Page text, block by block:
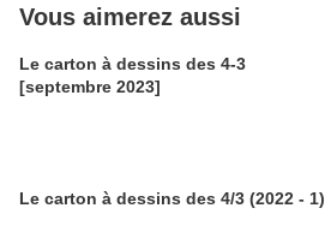
Vous aimerez aussi
Le carton à dessins des 4-3
[septembre 2023]
Le carton à dessins des 4/3 (2022 - 1)